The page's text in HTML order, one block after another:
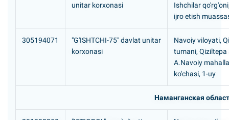
unitar korxonasi
Ishchilar
ijro etish
305194071
"G'ISHTCHI-75" davlat unitar
korxonasi
Navoiy viloyati,
tumani, Qiziltepa
A.Navoiy
ko'chasi, 1-uy
Наманганская